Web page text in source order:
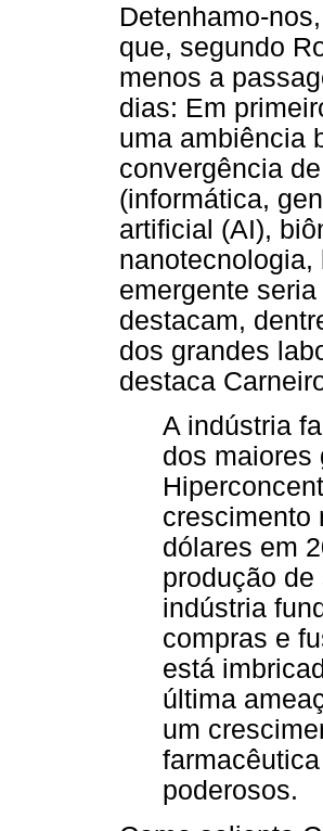
Detenhamo-
que, segundo
menos a
dias: Em
uma ambiência
convergência
(informática,
artificial (AI),
emergente
destacam,
dos grandes
destaca
A indústria
dos maiores
crescimento
dólares em
produção
indústria
compras e
está
última
um
poderosos.